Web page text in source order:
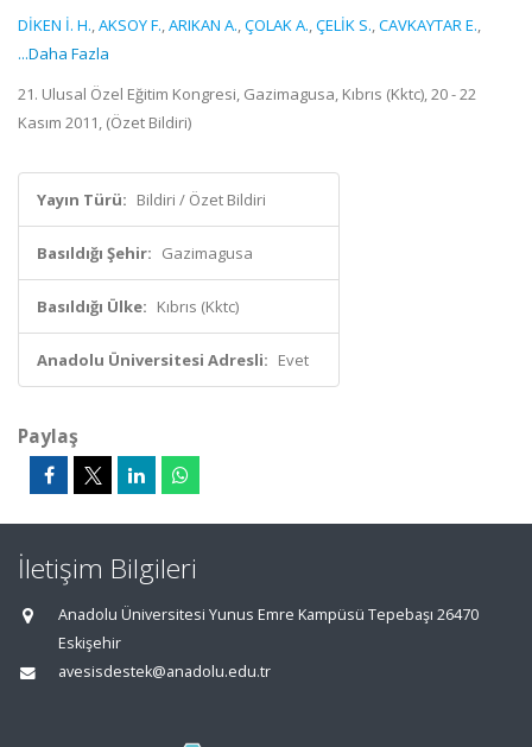
DİKEN İ. H.,AKSOY F.,ARIKAN A.,ÇOLAK A.,ÇELİK S.,CAVKAYTAR E.,
...Daha Fazla
21. Ulusal Özel Eğitim Kongresi, Gazimagusa, Kıbrıs (Kktc), 20 - 22
Kasım 2011, (Özet Bildiri)
Yayın Türü: Bildiri / Özet Bildiri
Basıldığı Şehir: Gazimagusa
Basıldığı Ülke: Kıbrıs (Kktc)
Anadolu Üniversitesi Adresli: Evet
Paylaş
İletişim Bilgileri
Anadolu Üniversitesi Yunus Emre Kampüsü Tepebaşı 26470
Eskişehir
avesisdestek@anadolu.edu.tr